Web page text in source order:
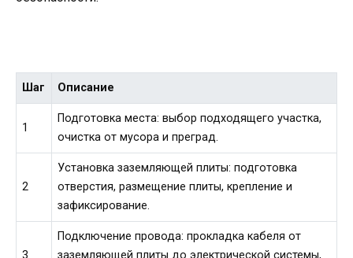
Шаг Описание
1
Подготовка места: выбор подходящего участка,
очистка от мусора и преград.
2
Установка заземляющей плиты: подготовка
отверстия, размещение плиты, крепление и
зафиксирование.
3
Подключение провода: прокладка кабеля от
заземляющей плиты до электрической системы,